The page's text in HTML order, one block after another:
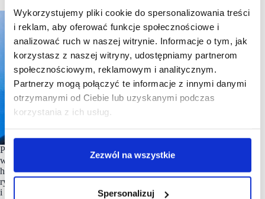
Wykorzystujemy pliki cookie do spersonalizowania treści
i reklam, aby oferować funkcje społecznościowe i
analizować ruch w naszej witrynie. Informacje o tym, jak
korzystasz z naszej witryny, udostępniamy partnerom
społecznościowym, reklamowym i analitycznym.
Partnerzy mogą połączyć te informacje z innymi danymi
otrzymanymi od Ciebie lub uzyskanymi podczas
korzystania z ich usług.
Zezwól na wszystkie
Spersonalizuj
Podsumowując, sukces projektów mixed-use Globalworth
w Polsce nie opiera się jedynie na lokalizacji czy powierzchni
handlowej. Kluczem jest dopasowanie oferty do lokalnego
rynku, budowanie synergi między gastronomią, biurami
i retail’em oraz tworzenie przestrzeni angażującej społeczność.